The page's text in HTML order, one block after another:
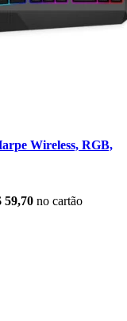
Wireless, RGB,
59,70 no cartão